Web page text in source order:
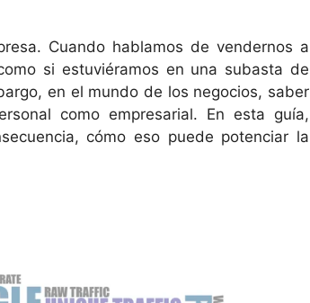
Cuando hablamos de vendernos a
si estuviéramos en una subasta de
en el mundo de los negocios, saber
como empresarial. En esta guía,
cómo eso puede potenciar la